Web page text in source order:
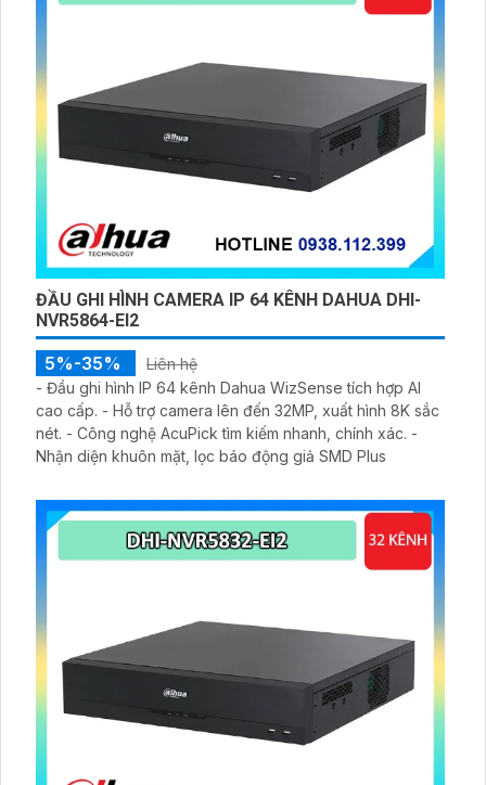
ĐẦU GHI HÌNH CAMERA IP 64 KÊNH DAHUA DHI-
NVR5864-EI2
5%-35%
Liên hệ
- Đầu ghi hình IP 64 kênh Dahua WizSense tích hợp AI
cao cấp. - Hỗ trợ camera lên đến 32MP, xuất hình 8K sắc
nét. - Công nghệ AcuPick tìm kiếm nhanh, chính xác. -
Nhận diện khuôn mặt, lọc báo động giả SMD Plus